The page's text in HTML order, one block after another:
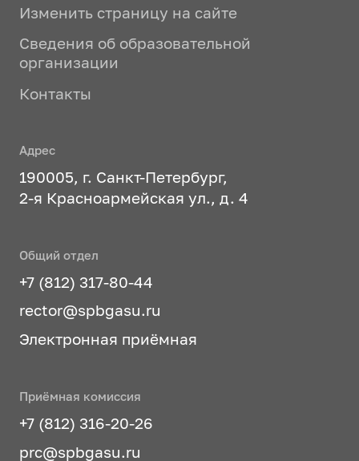
Изменить страницу на сайте
Сведения об образовательной
организации
Контакты
Адрес
190005, г. Санкт-Петербург,
2-я Красноармейская ул., д. 4
Общий отдел
+7 (812) 317-80-44
rector@spbgasu.ru
Электронная приёмная
Приёмная комиссия
+7 (812) 316-20-26
prc@spbgasu.ru